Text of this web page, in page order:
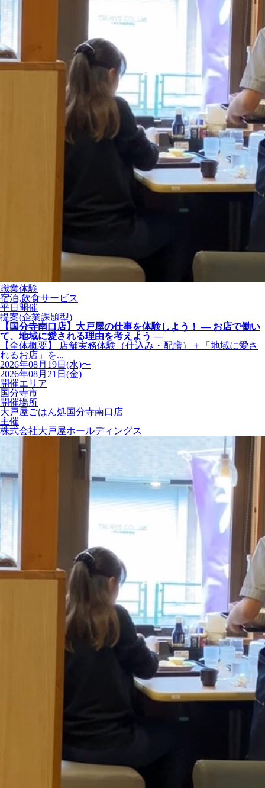
職業体験
宿泊,飲食サービス
平日開催
提案(企業課題型)
【国分寺南口店】大戸屋の仕事を体験しよう！ ― お店で働い
て、地域に愛される理由を考えよう ―
【全体概要】 店舗実務体験（仕込み・配膳）＋「地域に愛さ
れるお店」を...
2026年08月19日(水)〜
2026年08月21日(金)
開催エリア
国分寺市
開催場所
大戸屋ごはん処国分寺南口店
主催
株式会社大戸屋ホールディングス